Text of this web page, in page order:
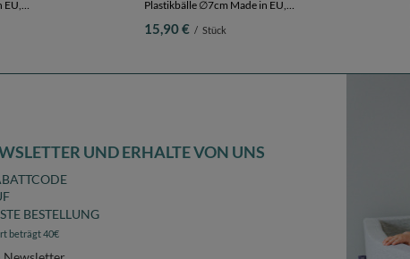
EU,
Plastikbälle ∅7cm Made in EU,
15,90 € / Stück
UND ERHALTE VON UNS
BESTELLUNG
beträgt 40€